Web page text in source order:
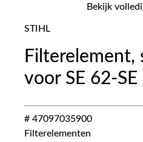
Bekijk
STIHL
Filterelement,
voor SE 62-SE
# 47097035900
Filterelementen